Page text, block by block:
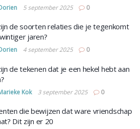
5 september 2025 0
de soorten relaties die je tegenkomt
jaren?
4 september 2025 0
de tekenen dat je een hekel hebt aan
Kok 3 september 2025 0
die bewijzen dat ware vriendschap
Dit zijn er 20